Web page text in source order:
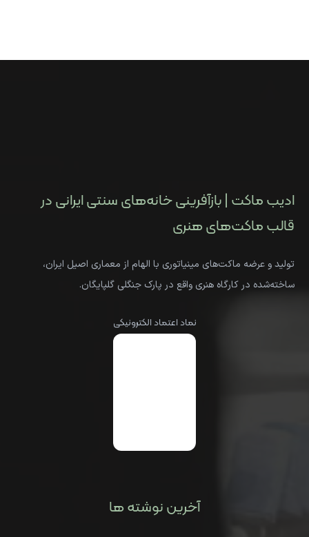
ادیب ماکت | بازآفرینی خانه‌های سنتی ایرانی در
قالب ماکت‌های هنری
تولید و عرضه ماکت‌های مینیاتوری با الهام از معماری اصیل ایران،
ساخته‌شده در کارگاه هنری واقع در پارک جنگلی گلپایگان.
نماد اعتماد الکترونیکی
آخرین نوشته ها